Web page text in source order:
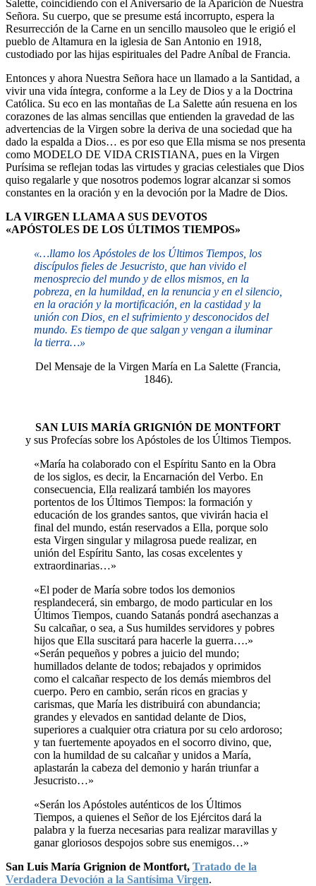
Salette, coincidiendo con el Aniversario de la Aparición de Nuestra
Señora. Su cuerpo, que se presume está incorrupto, espera la
Resurrección de la Carne en un sencillo mausoleo que le erigió el
pueblo de Altamura en la iglesia de San Antonio en 1918,
custodiado por las hijas espirituales del Padre Aníbal de Francia.
Entonces y ahora Nuestra Señora hace un llamado a la Santidad, a
vivir una vida íntegra, conforme a la Ley de Dios y a la Doctrina
Católica. Su eco en las montañas de La Salette aún resuena en los
corazones de las almas sencillas que entienden la gravedad de las
advertencias de la Virgen sobre la deriva de una sociedad que ha
dado la espalda a Dios… es por eso que Ella misma se nos presenta
como MODELO DE VIDA CRISTIANA, pues en la Virgen
Purísima se reflejan todas las virtudes y gracias celestiales que Dios
quiso regalarle y que nosotros podemos lograr alcanzar si somos
constantes en la oración y en la devoción por la Madre de Dios.
LA VIRGEN LLAMA A SUS DEVOTOS
«APÓSTOLES DE LOS ÚLTIMOS TIEMPOS»
«…llamo los Apóstoles de los Últimos Tiempos, los
discípulos fieles de Jesucristo, que han vivido el
menosprecio del mundo y de ellos mismos, en la
pobreza, en la humildad, en la renuncia y en el silencio,
en la oración y la mortificación, en la castidad y la
unión con Dios, en el sufrimiento y desconocidos del
mundo. Es tiempo de que salgan y vengan a iluminar
la tierra…»
Del Mensaje de la Virgen María en La Salette (Francia,
1846).
SAN LUIS MARÍA GRIGNIÓN DE MONTFORT
y sus Profecías sobre los Apóstoles de los Últimos Tiempos.
«María ha colaborado con el Espíritu Santo en la Obra
de los siglos, es decir, la Encarnación del Verbo. En
consecuencia, Ella realizará también los mayores
portentos de los Últimos Tiempos: la formación y
educación de los grandes santos, que vivirán hacia el
final del mundo, están reservados a Ella, porque solo
esta Virgen singular y milagrosa puede realizar, en
unión del Espíritu Santo, las cosas excelentes y
extraordinarias…»
«El poder de María sobre todos los demonios
resplandecerá, sin embargo, de modo particular en los
Últimos Tiempos, cuando Satanás pondrá asechanzas a
Su calcañar, o sea, a Sus humildes servidores y pobres
hijos que Ella suscitará para hacerle la guerra….»
«Serán pequeños y pobres a juicio del mundo;
humillados delante de todos; rebajados y oprimidos
como el calcañar respecto de los demás miembros del
cuerpo. Pero en cambio, serán ricos en gracias y
carismas, que María les distribuirá con abundancia;
grandes y elevados en santidad delante de Dios,
superiores a cualquier otra criatura por su celo ardoroso;
y tan fuertemente apoyados en el socorro divino, que,
con la humildad de su calcañar y unidos a María,
aplastarán la cabeza del demonio y harán triunfar a
Jesucristo…»
«Serán los Apóstoles auténticos de los Últimos
Tiempos, a quienes el Señor de los Ejércitos dará la
palabra y la fuerza necesarias para realizar maravillas y
ganar gloriosos despojos sobre sus enemigos…»
San Luis María Grignion de Montfort, Tratado de la
Verdadera Devoción a la Santísima Virgen.